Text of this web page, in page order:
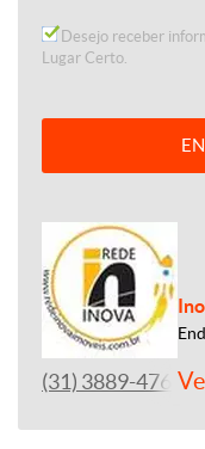
Desejo receber
Lugar Certo.
(31) 3889-4765